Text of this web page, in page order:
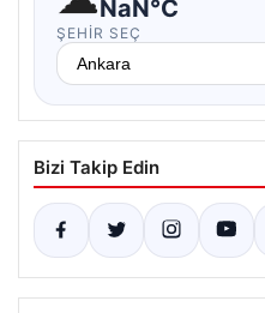
NaN°C
ŞEHIR SEÇ
Bizi Takip Edin